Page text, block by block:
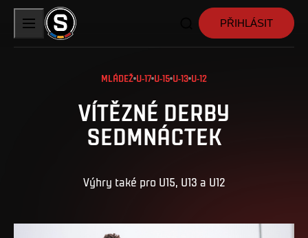
PŘIHLÁSIT
MLÁDEŽ U-17 U-15 U-13 U-12
VÍTĚZNÉ DERBY
SEDMNÁCTEK
Výhry také pro U15, U13 a U12